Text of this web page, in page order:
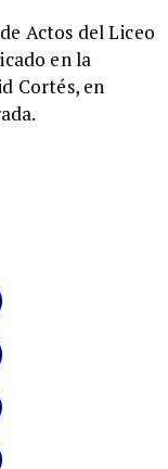
Actos del Liceo
en la
Cortés, en